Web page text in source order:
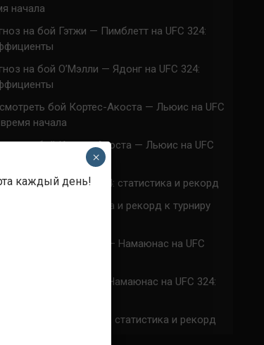
начала
на бой Гэтжи — Пимблетт на UFC 324:
на бой О’Мэлли — Ядонг на UFC 324:
бой Кортес-Акоста — Льюис на UFC
начала
на бой Кортес-Акоста — Льюис на UFC
Сильва на UFC 324: статистика и рекорд
Намаюнас: статистика и рекорд к турниру
смотреть бой Сильва — Намаюнас на UFC
на бой Сильва — Намаюнас на UFC 324:
Аллен на UFC 324: статистика и рекорд
каждый день!
×